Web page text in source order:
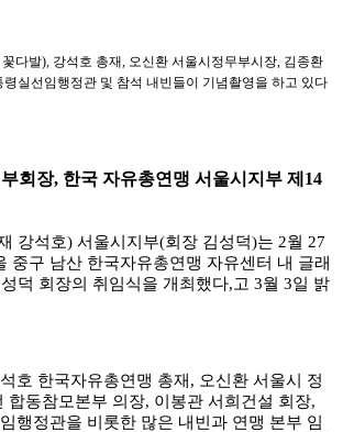
다발), 강석호 총재 오신환 서울시정무부시장 김종환
령실선임행정관 및 참석 내빈들이 기념촬영을 하고 있다
회장, 한국 자유총연맹 서울시지부 제 14
강석호) 서울시지부(회장 김성덕)는 2월 27
중구 남산 한국자유총연맹 자유센터 내 글래
덕 회장의 취임식을 개최했다,고 3월 3일 밝
호 한국자유총연맹 총재, 오신환 서울시 정
합동참모본부 의장, 이봉관 서희건설 회장,
행정관을 비롯한 많은 내빈과 연맹 본부 임